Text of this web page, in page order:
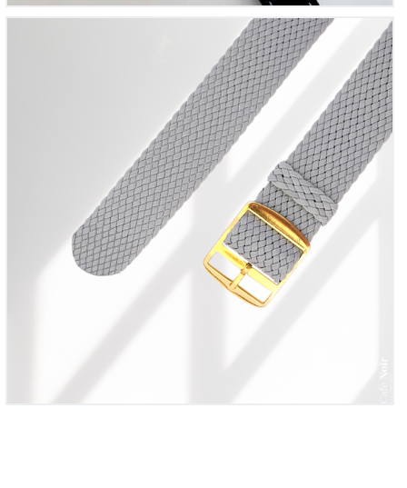
Bracelet montre Perlon tressé Gris clair
00€